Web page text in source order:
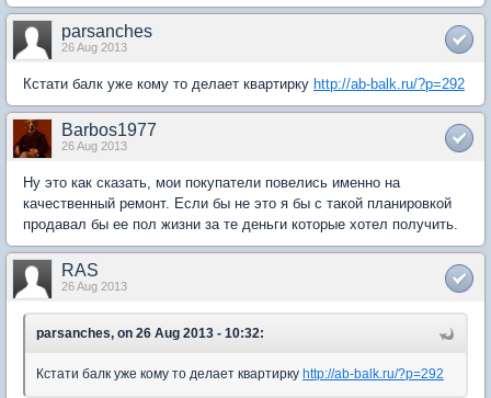
parsanches
26 Aug 2013
Кстати балк уже кому то делает квартирку http://ab-balk.ru/?p=292
Barbos1977
26 Aug 2013
Ну это как сказать, мои покупатели повелись именно на
качественный ремонт. Если бы не это я бы с такой планировкой
продавал бы ее пол жизни за те деньги которые хотел получить.
RAS
26 Aug 2013
parsanches, on 26 Aug 2013 - 10:32:
Кстати балк уже кому то делает квартирку http://ab-balk.ru/?p=292